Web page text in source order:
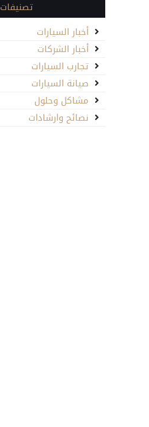
تصنيفات
أخبار السيارات
أخبار الشركات
تجارب السيارات
صيانة السيارات
مشاكل وحلول
نصائح وارشادات